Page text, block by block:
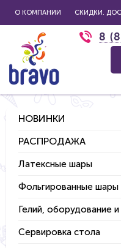
О КОМПАНИИ СКИДКИ.
8
НОВИНКИ
РАСПРОДАЖА
Латексные шары
Фольгированные шары
Гелий, оборудование
Сервировка стола